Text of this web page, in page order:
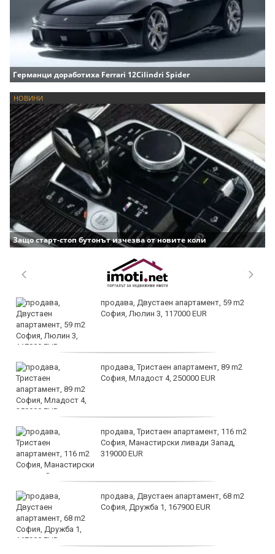
Германци доработиха Ferrari 12Cilindri Spider
НОВИНИ
Защо старт-стоп бутонът изчезва от новите коли
продава, Двустаен апартамент, 59 m2
София, Люлин 3, 117000 EUR
продава, Тристаен апартамент, 89 m2
София, Младост 4, 250000 EUR
продава, Тристаен апартамент, 116 m2
София, Манастирски ливади Запад,
319000 EUR
продава, Двустаен апартамент, 68 m2
София, Дружба 1, 167900 EUR